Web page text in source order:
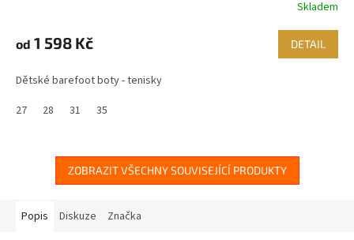
Skladem
od 1 598 Kč DETAIL
Dětské barefoot boty - tenisky
27
28 31 35
ZOBRAZIT VŠECHNY SOUVISEJÍCÍ PRODUKTY
Popis Diskuze Značka